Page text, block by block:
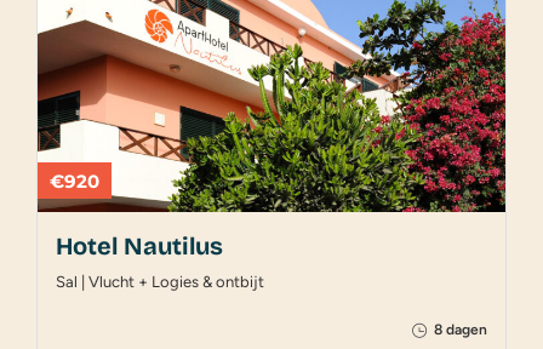
€920
Hotel Nautilus
Sal | Vlucht + Logies & ontbijt
8 dagen